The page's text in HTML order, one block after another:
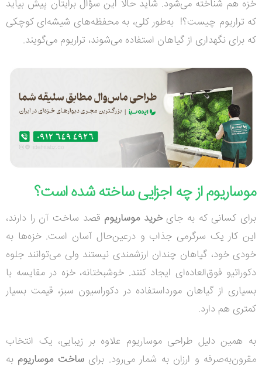
خزه هم شناخته می‌شود. شاید حالا این سؤال برایتان پیش بیاید
که تراریوم چیست؟! به‌طور کلی، به محفظه‌های شیشه‌ای کوچکی
که برای نگهداری از گیاهان استفاده می‌شوند، تراریوم می‌گویند.
موساریوم از چه اجزایی ساخته شده است؟
برای کسانی که به جایخرید موساریوم قصد ساخت آن را دارند،
این کار یک سرگرمی جذاب و درعین‌حال آسان است. خزه‌ها به
خودی خود، گیاهان چندان ارزشمندی نیستند ولی می‌توانند جلوه
دکوراتیو فوق‌العاده‌ای ایجاد کنند. خوشبختانه، خزه در مقایسه با
بسیاری از گیاهان مورداستفاده در دکوراسیون سبز، قیمت بسیار
کمتری هم دارد.
به همین دلیل طراحی موساریوم علاوه بر زیبایی، یک انتخاب
مقرون‌به‌صرفه و ارزان به شمار می‌رود. برایساخت موساریوم به